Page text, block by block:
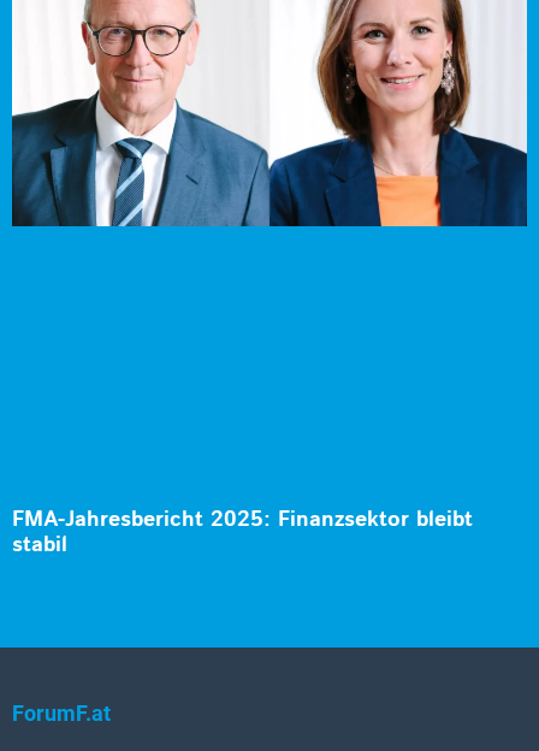
FMA-Jahresbericht 2025: Finanzsektor bleibt
stabil
ForumF.at